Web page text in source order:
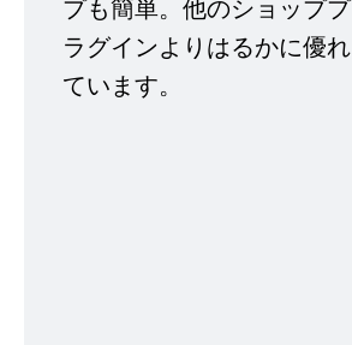
プも簡単。他のショッププ
ラグインよりはるかに優れ
ています。